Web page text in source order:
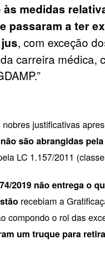
medidas
passaram a ter
, com exceção
carreira médica,
justificativas
são abrangidas
LC 1.157/2011
2019 não entrega o
recebiam a
compondo o rol das
um truque para